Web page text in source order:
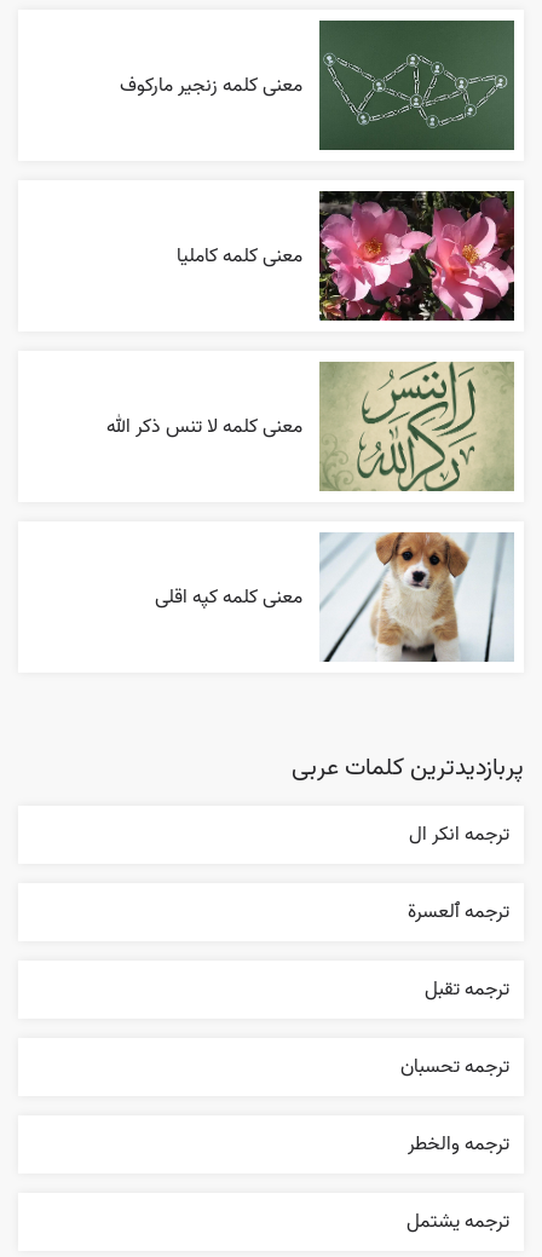
معنی کلمه زنجیر مارکوف
معنی کلمه کاملیا
معنی کلمه لا تنس ذکر الله
معنی کلمه کپه اقلی
پربازدیدترین کلمات عربی
ترجمه انکر ال
ترجمه ٱلعسرة
ترجمه تقبل
ترجمه تحسبان
ترجمه والخطر
ترجمه يشتمل